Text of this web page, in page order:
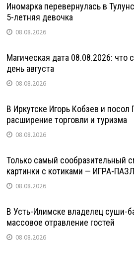
Иномарка перевернулась в
5-летняя девочка
08.08.2026
Магическая дата 08.08.2026: что
день августа
08.08.2026
В Иркутске Игорь Кобзев и посол
расширение торговли и туризма
08.08.2026
Только самый сообразительный
картинки с котиками — ИГРА-ПАЗЛ
08.08.2026
В Усть-Илимске владелец суши-
массовое отравление гостей
08.08.2026